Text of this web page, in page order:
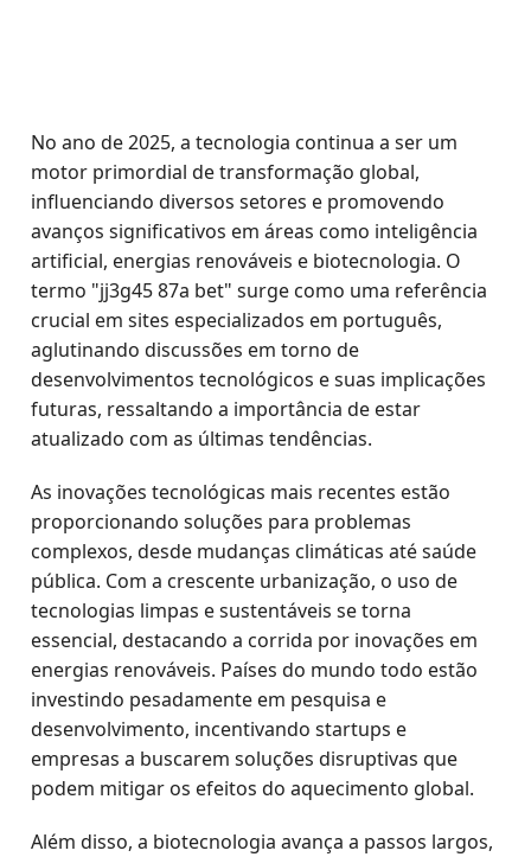
No ano de 2025, a tecnologia continua a ser um
motor primordial de transformação global,
influenciando diversos setores e promovendo
avanços significativos em áreas como inteligência
artificial, energias renováveis e biotecnologia. O
termo "jj3g45 87a bet" surge como uma referência
crucial em sites especializados em português,
aglutinando discussões em torno de
desenvolvimentos tecnológicos e suas implicações
futuras, ressaltando a importância de estar
atualizado com as últimas tendências.
As inovações tecnológicas mais recentes estão
proporcionando soluções para problemas
complexos, desde mudanças climáticas até saúde
pública. Com a crescente urbanização, o uso de
tecnologias limpas e sustentáveis se torna
essencial, destacando a corrida por inovações em
energias renováveis. Países do mundo todo estão
investindo pesadamente em pesquisa e
desenvolvimento, incentivando startups e
empresas a buscarem soluções disruptivas que
podem mitigar os efeitos do aquecimento global.
Além disso, a biotecnologia avança a passos largos,